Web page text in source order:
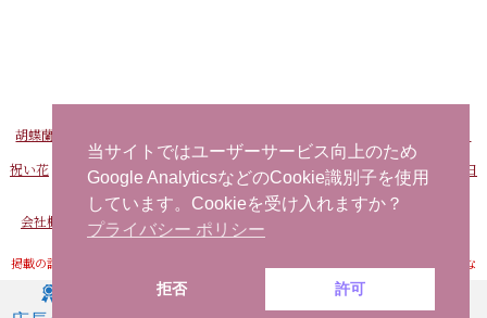
胡蝶蘭販売Net
本へ花を注文する
祝い花- 開店祝い用の花- 社長就任祝い 胡蝶蘭 事務所移転祝い 胡蝶蘭-
誕生日
お祝い用の花
当日配達できる花-胡蝶蘭
会社概要
プライバシーポリシー- 特定商取引法に基づく表記
掲載の記事・写真・イラストなど、すべてのコンテンツの無断転写・転載・公衆送信な
当サイトではユーザーサービス向上のため
Google AnalyticsなどのCookie識別子を使用
しています。Cookieを受け入れますか？
プライバシー ポリシー
拒否 許可